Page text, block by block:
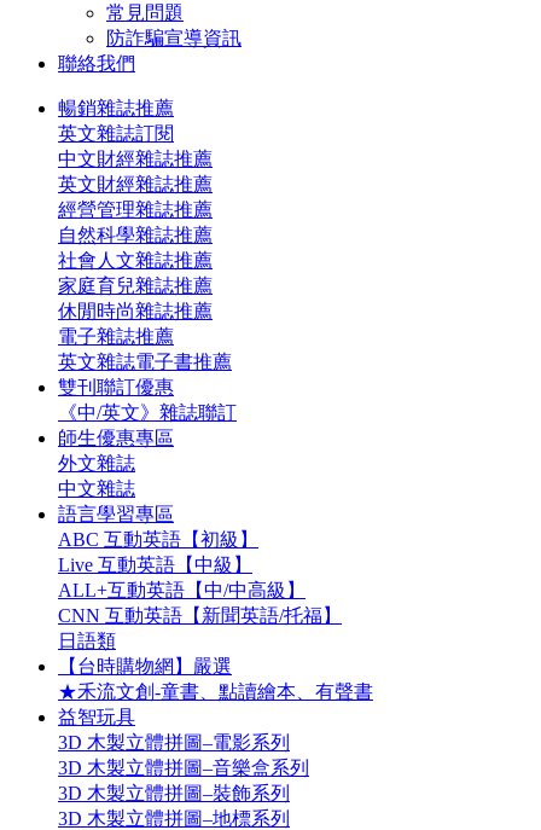
常見問題
​防詐騙宣導資訊
聯絡我們
暢銷雜誌推薦
英文雜誌訂閱
中文財經雜誌推薦
英文財經雜誌推薦
經營管理雜誌推薦
自然科學雜誌推薦
社會人文雜誌推薦
家庭育兒雜誌推薦
休閒時尚雜誌推薦
電子雜誌推薦
英文雜誌電子書推薦
雙刊聯訂優惠
《中/英文》雜誌聯訂
師生優惠專區
外文雜誌
中文雜誌
語言學習專區
ABC 互動英語【初級】
Live 互動英語【中級】
ALL+互動英語【中/中高級】
CNN 互動英語【新聞英語/托福】
日語類
【台時購物網】嚴選
★禾流文創-童書、點讀繪本、有聲書
益智玩具
3D 木製立體拼圖–電影系列
3D 木製立體拼圖–音樂盒系列
3D 木製立體拼圖–裝飾系列
3D 木製立體拼圖–地標系列